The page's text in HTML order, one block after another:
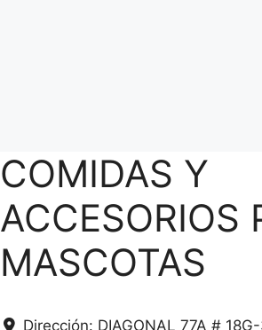
COMIDAS Y
ACCESORIOS
MASCOTAS
Dirección: DIAGONAL 77A #